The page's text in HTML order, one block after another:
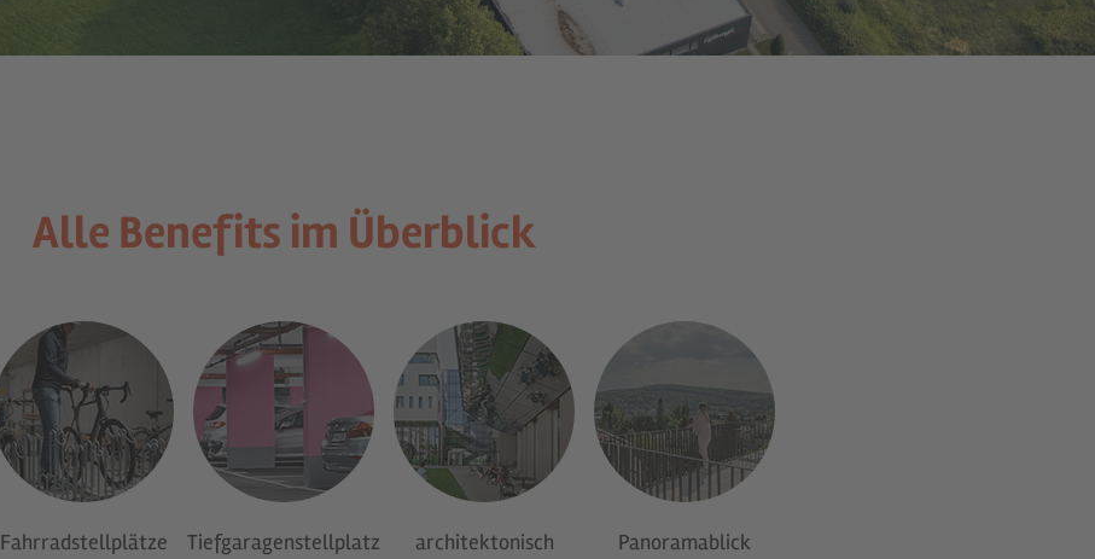
Alle Benefits im Überblick
Fahrradstellplätze Tiefgaragenstellplatz
architektonisch
Panoramablick